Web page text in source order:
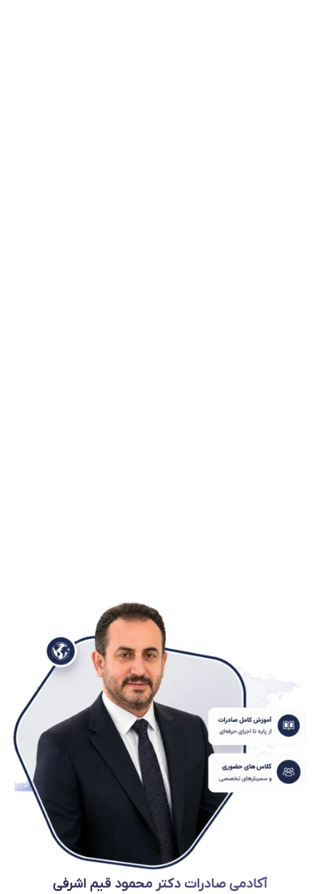
آکادمی صادرات دکتر محمود قیم اشرفی